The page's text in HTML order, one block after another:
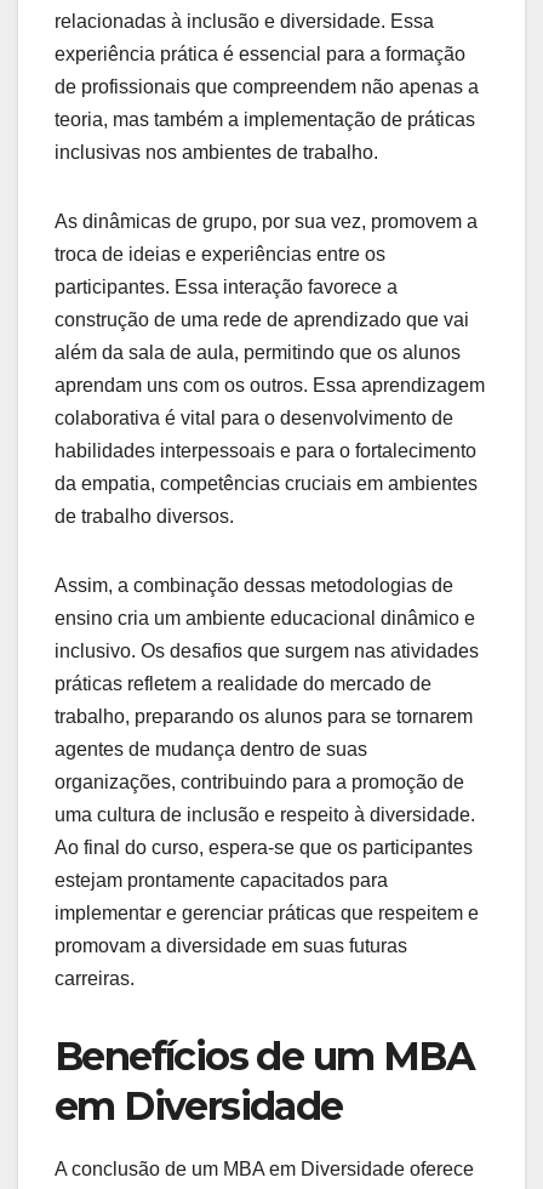
relacionadas à inclusão e diversidade. Essa
experiência prática é essencial para a formação
de profissionais que compreendem não apenas a
teoria, mas também a implementação de práticas
inclusivas nos ambientes de trabalho.
As dinâmicas de grupo, por sua vez, promovem a
troca de ideias e experiências entre os
participantes. Essa interação favorece a
construção de uma rede de aprendizado que vai
além da sala de aula, permitindo que os alunos
aprendam uns com os outros. Essa aprendizagem
colaborativa é vital para o desenvolvimento de
habilidades interpessoais e para o fortalecimento
da empatia, competências cruciais em ambientes
de trabalho diversos.
Assim, a combinação dessas metodologias de
ensino cria um ambiente educacional dinâmico e
inclusivo. Os desafios que surgem nas atividades
práticas refletem a realidade do mercado de
trabalho, preparando os alunos para se tornarem
agentes de mudança dentro de suas
organizações, contribuindo para a promoção de
uma cultura de inclusão e respeito à diversidade.
Ao final do curso, espera-se que os participantes
estejam prontamente capacitados para
implementar e gerenciar práticas que respeitem e
promovam a diversidade em suas futuras
carreiras.
Benefícios de um MBA
em Diversidade
A conclusão de um MBA em Diversidade oferece